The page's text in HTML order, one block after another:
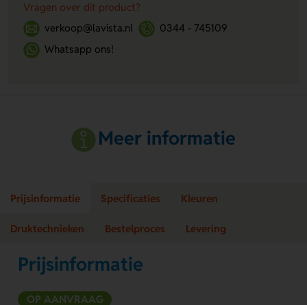
Vragen over dit product?
verkoop@lavista.nl
0344 - 745109
Whatsapp ons!
Meer informatie
Prijsinformatie Specificaties Kleuren
Druktechnieken Bestelproces Levering
Prijsinformatie
OP AANVRAAG